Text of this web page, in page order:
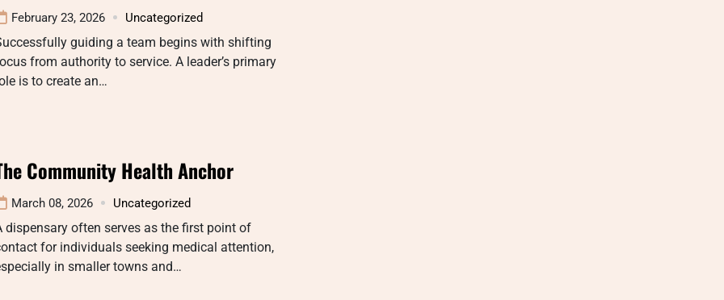
February 23, 2026 Uncategorized
guiding a team begins with shifting
from authority to service. A leader’s primary
is to create an…
Community Health Anchor
March 08, 2026 Uncategorized
dispensary often serves as the first point of
for individuals seeking medical attention,
in smaller towns and…